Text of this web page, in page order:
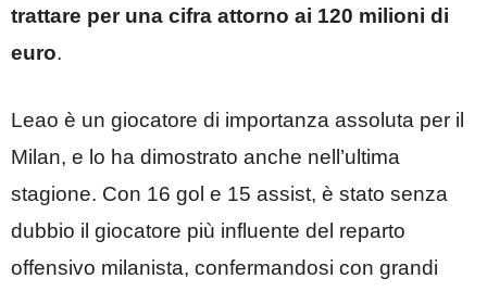
trattare per una cifra attorno ai 120 milioni di
euro.
Leao è un giocatore di importanza assoluta per il
Milan, e lo ha dimostrato anche nell’ultima
stagione. Con 16 gol e 15 assist, è stato senza
dubbio il giocatore più influente del reparto
offensivo milanista, confermandosi con grandi